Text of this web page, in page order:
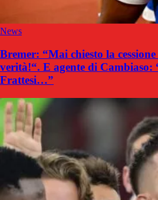
News
Bremer: “Mai chiesto la
verità!“. E agente di Cambiaso:
Frattesi…”